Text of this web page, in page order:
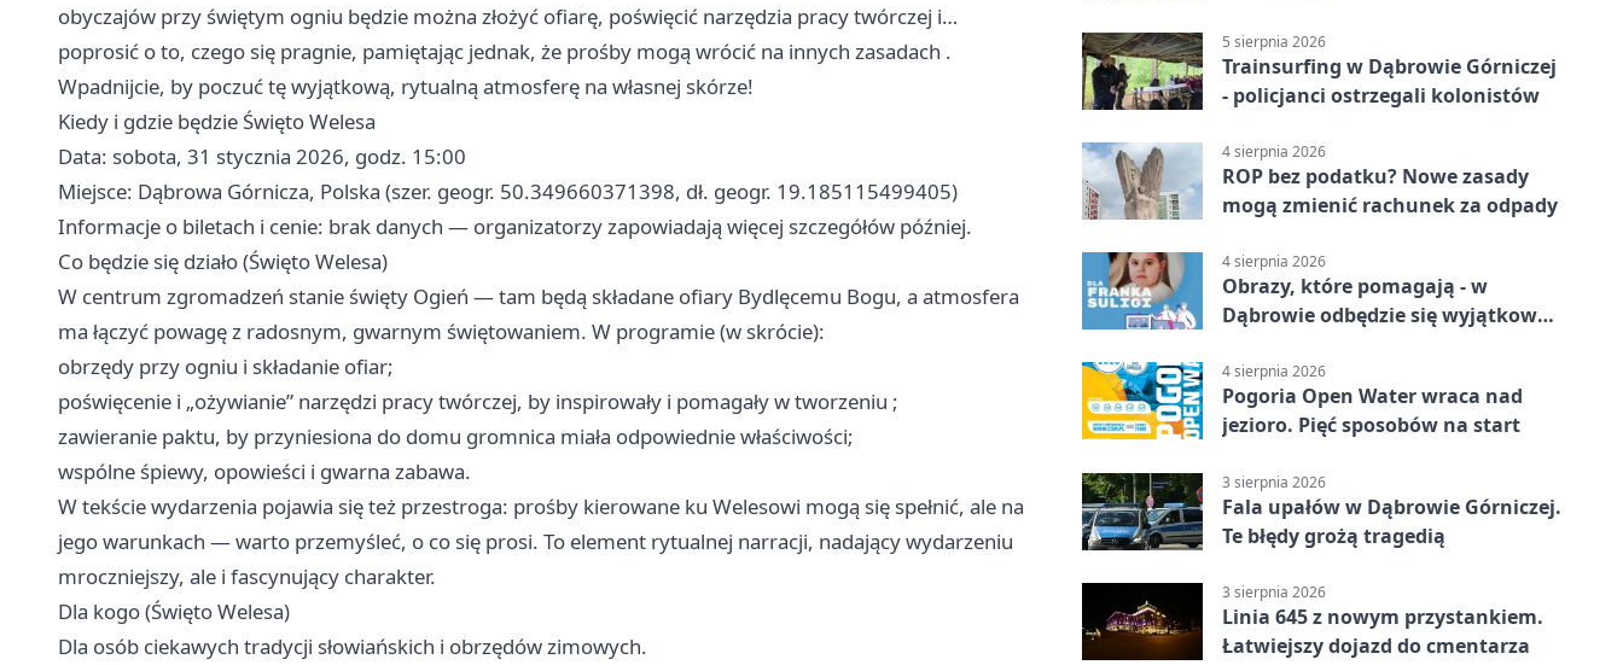
obyczajów przy świętym ogniu będzie można złożyć ofiarę, poświęcić narzędzia pracy twórczej i…
poprosić o to, czego się pragnie, pamiętając jednak, że prośby mogą wrócić na innych zasadach .
Wpadnijcie, by poczuć tę wyjątkową, rytualną atmosferę na własnej skórze!
Kiedy i gdzie będzie Święto Welesa
Data: sobota, 31 stycznia 2026, godz. 15:00
Miejsce: Dąbrowa Górnicza, Polska (szer. geogr. 50.349660371398, dł. geogr. 19.185115499405)
Informacje o biletach i cenie: brak danych — organizatorzy zapowiadają więcej szczegółów później.
Co będzie się działo (Święto Welesa)
W centrum zgromadzeń stanie święty Ogień — tam będą składane ofiary Bydlęcemu Bogu, a atmosfera
ma łączyć powagę z radosnym, gwarnym świętowaniem. W programie (w skrócie):
obrzędy przy ogniu i składanie ofiar;
poświęcenie i „ożywianie” narzędzi pracy twórczej, by inspirowały i pomagały w tworzeniu ;
zawieranie paktu, by przyniesiona do domu gromnica miała odpowiednie właściwości;
wspólne śpiewy, opowieści i gwarna zabawa.
W tekście wydarzenia pojawia się też przestroga: prośby kierowane ku Welesowi mogą się spełnić, ale na
jego warunkach — warto przemyśleć, o co się prosi. To element rytualnej narracji, nadający wydarzeniu
mroczniejszy, ale i fascynujący charakter.
Dla kogo (Święto Welesa)
Dla osób ciekawych tradycji słowiańskich i obrzędów zimowych.
5 sierpnia 2026
Trainsurfing w Dąbrowie Górniczej
- policjanci ostrzegali kolonistów
4 sierpnia 2026
ROP bez podatku? Nowe zasady
mogą zmienić rachunek za odpady
4 sierpnia 2026
Obrazy, które pomagają - w
Dąbrowie odbędzie się wyjątkowa
4 sierpnia 2026
Pogoria Open Water wraca nad
jezioro. Pięć sposobów na start
3 sierpnia 2026
Fala upałów w Dąbrowie Górniczej.
Te błędy grożą tragedią
3 sierpnia 2026
Linia 645 z nowym przystankiem.
Łatwiejszy dojazd do cmentarza